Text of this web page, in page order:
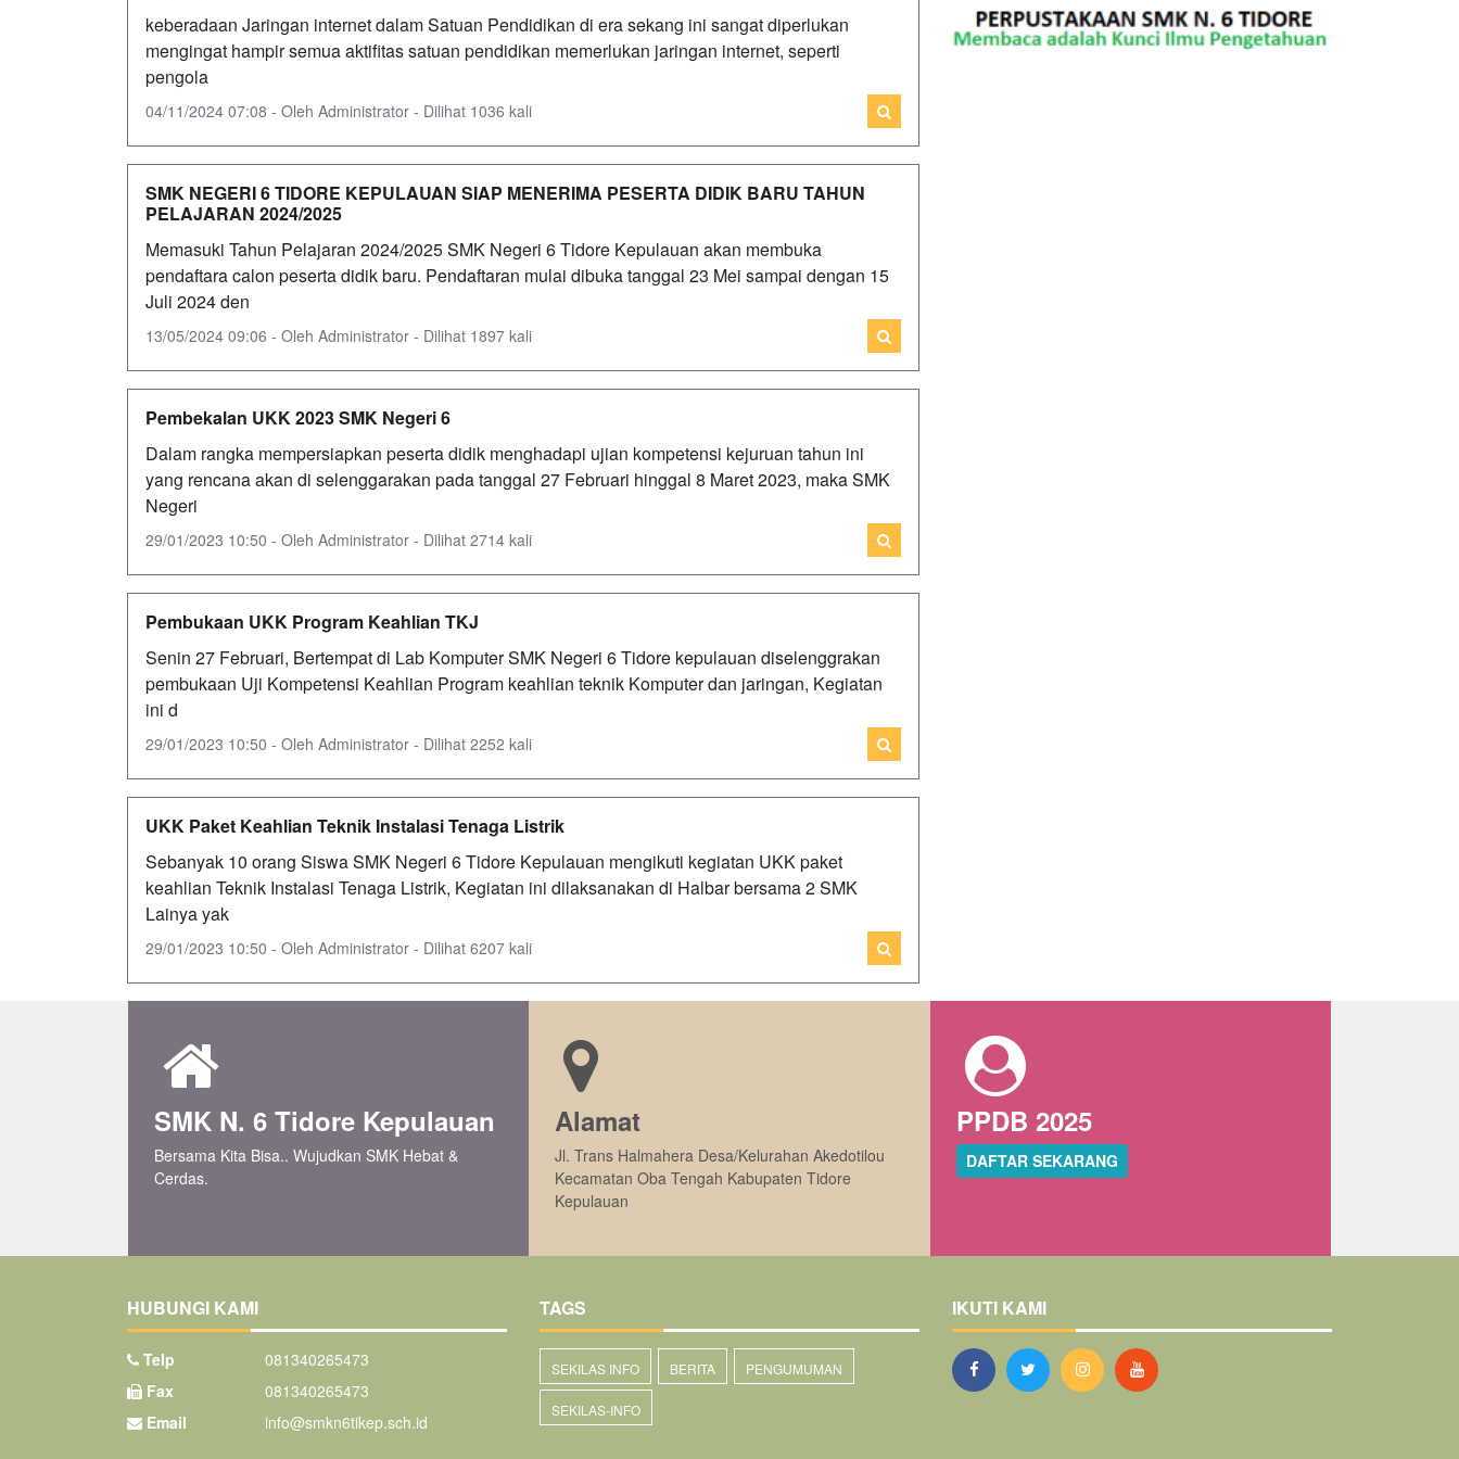
keberadaan Jaringan internet dalam Satuan Pendidikan di era sekang ini sangat diperlukan
mengingat hampir semua aktifitas satuan pendidikan memerlukan jaringan internet, seperti
pengola
04/11/2024 07:08 - Oleh Administrator - Dilihat 1036 kali
SMK NEGERI 6 TIDORE KEPULAUAN SIAP MENERIMA PESERTA DIDIK BARU TAHUN
PELAJARAN 2024/2025
Memasuki Tahun Pelajaran 2024/2025 SMK Negeri 6 Tidore Kepulauan akan membuka
pendaftara calon peserta didik baru. Pendaftaran mulai dibuka tanggal 23 Mei sampai dengan 15
Juli 2024 den
13/05/2024 09:06 - Oleh Administrator - Dilihat 1897 kali
Pembekalan UKK 2023 SMK Negeri 6
Dalam rangka mempersiapkan peserta didik menghadapi ujian kompetensi kejuruan tahun ini
yang rencana akan di selenggarakan pada tanggal 27 Februari hinggal 8 Maret 2023, maka SMK
Negeri
29/01/2023 10:50 - Oleh Administrator - Dilihat 2714 kali
Pembukaan UKK Program Keahlian TKJ
Senin 27 Februari, Bertempat di Lab Komputer SMK Negeri 6 Tidore kepulauan diselenggrakan
pembukaan Uji Kompetensi Keahlian Program keahlian teknik Komputer dan jaringan, Kegiatan
ini d
29/01/2023 10:50 - Oleh Administrator - Dilihat 2252 kali
UKK Paket Keahlian Teknik Instalasi Tenaga Listrik
Sebanyak 10 orang Siswa SMK Negeri 6 Tidore Kepulauan mengikuti kegiatan UKK paket
keahlian Teknik Instalasi Tenaga Listrik, Kegiatan ini dilaksanakan di Halbar bersama 2 SMK
Lainya yak
29/01/2023 10:50 - Oleh Administrator - Dilihat 6207 kali
SMK N. 6 Tidore Kepulauan
Bersama Kita Bisa.. Wujudkan SMK Hebat &
Cerdas.
Alamat
Jl. Trans Halmahera Desa/Kelurahan Akedotilou
Kecamatan Oba Tengah Kabupaten Tidore
Kepulauan
PPDB 2025
DAFTAR SEKARANG
HUBUNGI KAMI
Telp
081340265473
Fax
081340265473
Email
info@smkn6tikep.sch.id
TAGS
SEKILAS INFO BERITA PENGUMUMAN
SEKILAS-INFO
IKUTI KAMI